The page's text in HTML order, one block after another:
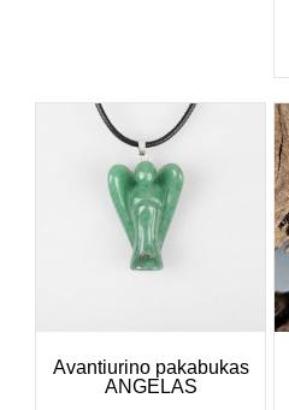
Avantiurino pakabukas
ANGELAS